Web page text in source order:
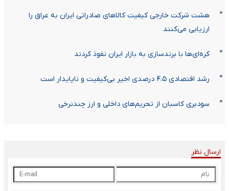
هشت شرکت خارجی کیفیت کالاهای صادراتی ایران به عراق را
ارزیابی می‌کنند
کره‌ای‌ها با برندسازی به بازار ایران نفوذ کردند
رشد اقتصادی ۴.۵ درصدی اخیر بی‌کیفیت و ناپایدار است
سودبری کاسبان از تحریم‌های داخلی و ارز چندنرخی
ارسال نظر